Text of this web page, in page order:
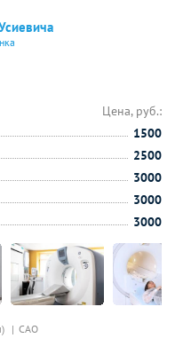
САО
Цена, руб.:
1500
2500
3000
3000
3000